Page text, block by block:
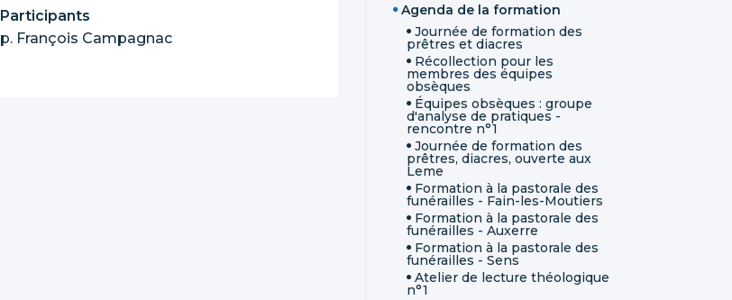
Participants
p. François Campagnac
Agenda de la formation
Journée de formation des
prêtres et diacres
Récollection pour les
membres des équipes
obsèques
Équipes obsèques : groupe
d'analyse de pratiques -
rencontre n°1
Journée de formation des
prêtres, diacres, ouverte aux
Leme
Formation à la pastorale des
funérailles - Fain-les-Moutiers
Formation à la pastorale des
funérailles - Auxerre
Formation à la pastorale des
funérailles - Sens
Atelier de lecture théologique
n°1